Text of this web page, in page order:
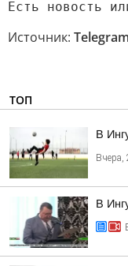
Есть новость
Источник:
ТОП
В
Вчера,
В